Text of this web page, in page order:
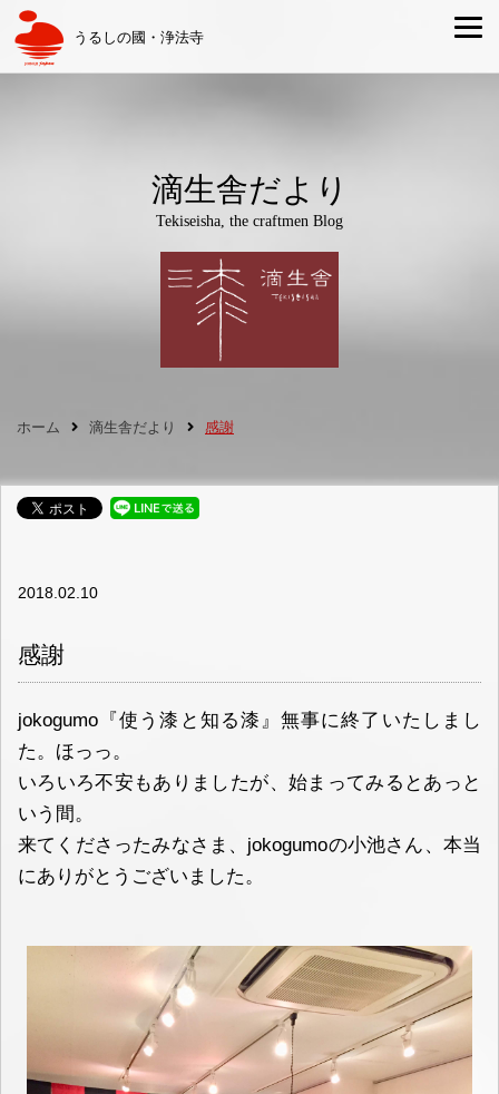
うるしの國・浄法寺
滴生舎だより
Tekiseisha, the craftmen Blog
ホーム 滴生舎だより 感謝
2018.02.10
感謝
jokogumo『使う漆と知る漆』無事に終了いたしまし
た。ほっっ。
いろいろ不安もありましたが、始まってみるとあっと
いう間。
来てくださったみなさま、jokogumoの小池さん、本当
にありがとうございました。